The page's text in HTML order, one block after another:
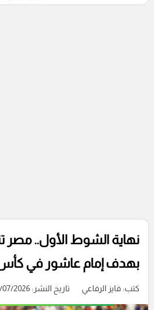
نهاية الشوط الأول.. مصر
بهدف إمام عاشور في كأس
كتب: فايز الرفاعي تاريخ النشر: 03/07/2026